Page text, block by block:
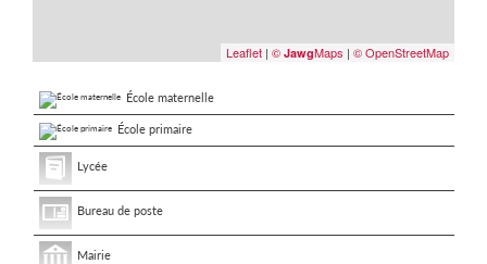
Leaflet | © JawgMaps | © OpenStreetMap
École maternelle
École primaire
Lycée
Bureau de poste
Mairie